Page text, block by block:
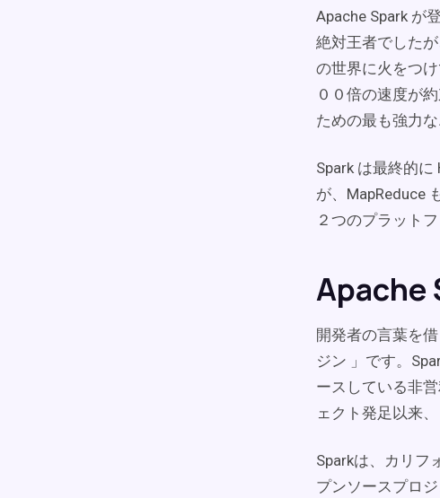
Apache Spark が
絶対王者でしたが
の世界に火をつ
００倍の速度が
ための最も強力
Spark は最終的
が、MapReduce
２つのプラット
Apache
開発者の言葉を借
ジン 」です。
ースしている非
ェクト発足以来
Sparkは、カリフ
プンソースプロ